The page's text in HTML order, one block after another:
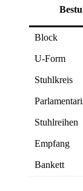
Block
U-Form
Stuhlkreis
Stuhlreihen
Empfang
Bankett